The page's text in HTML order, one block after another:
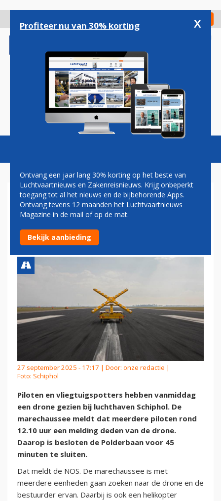
gaan
Check in
Magazine Podcasts Vacatures
DRONE GEZIEN BIJ SCHIPHOL:
POLDERBAAN DRIE
KWARTIER DICHT
27 september 2025 - 17:17 | Door: onze redactie |
Foto: Schiphol
Piloten en vliegtuigspotters hebben vanmiddag
een drone gezien bij luchthaven Schiphol. De
marechaussee meldt dat meerdere piloten rond
12.10 uur een melding deden van de drone.
Daarop is besloten de Polderbaan voor 45
minuten te sluiten.
Dat meldt de NOS. De marechaussee is met
meerdere eenheden gaan zoeken naar de drone en de
bestuurder ervan. Daarbij is ook een helikopter
Profiteer nu van 30% korting x
Ontvang een jaar lang 30% korting op het beste van
Luchtvaartnieuws en Zakenreisnieuws. Krijg onbeperkt
toegang tot al het nieuws en de bijbehorende Apps.
Ontvang tevens 12 maanden het Luchtvaartnieuws
Magazine in de mail of op de mat.
Bekijk aanbieding